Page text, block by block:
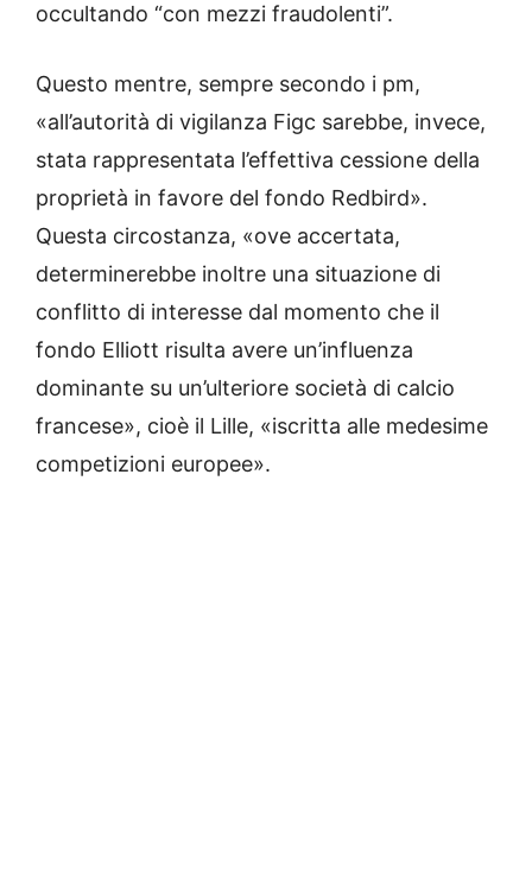
occultando “con mezzi fraudolenti”.
Questo mentre, sempre secondo i pm,
«all’autorità di vigilanza Figc sarebbe, invece,
stata rappresentata l’effettiva cessione della
proprietà in favore del fondo Redbird».
Questa circostanza, «ove accertata,
determinerebbe inoltre una situazione di
conflitto di interesse dal momento che il
fondo Elliott risulta avere un’influenza
dominante su un’ulteriore società di calcio
francese», cioè il Lille, «iscritta alle medesime
competizioni europee».